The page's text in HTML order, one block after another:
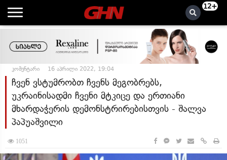
12+
კომენტარი 16 აპრილი 2022, 19:04
ჩვენ ვსტუმრობთ ჩვენს მეგობრებს,
უკრაინისადმი ჩვენი მტკიცე და ერთიანი
მხარდაჭერის დემონსტრირებისთვის - შალვა
პაპუაშვილი
1051